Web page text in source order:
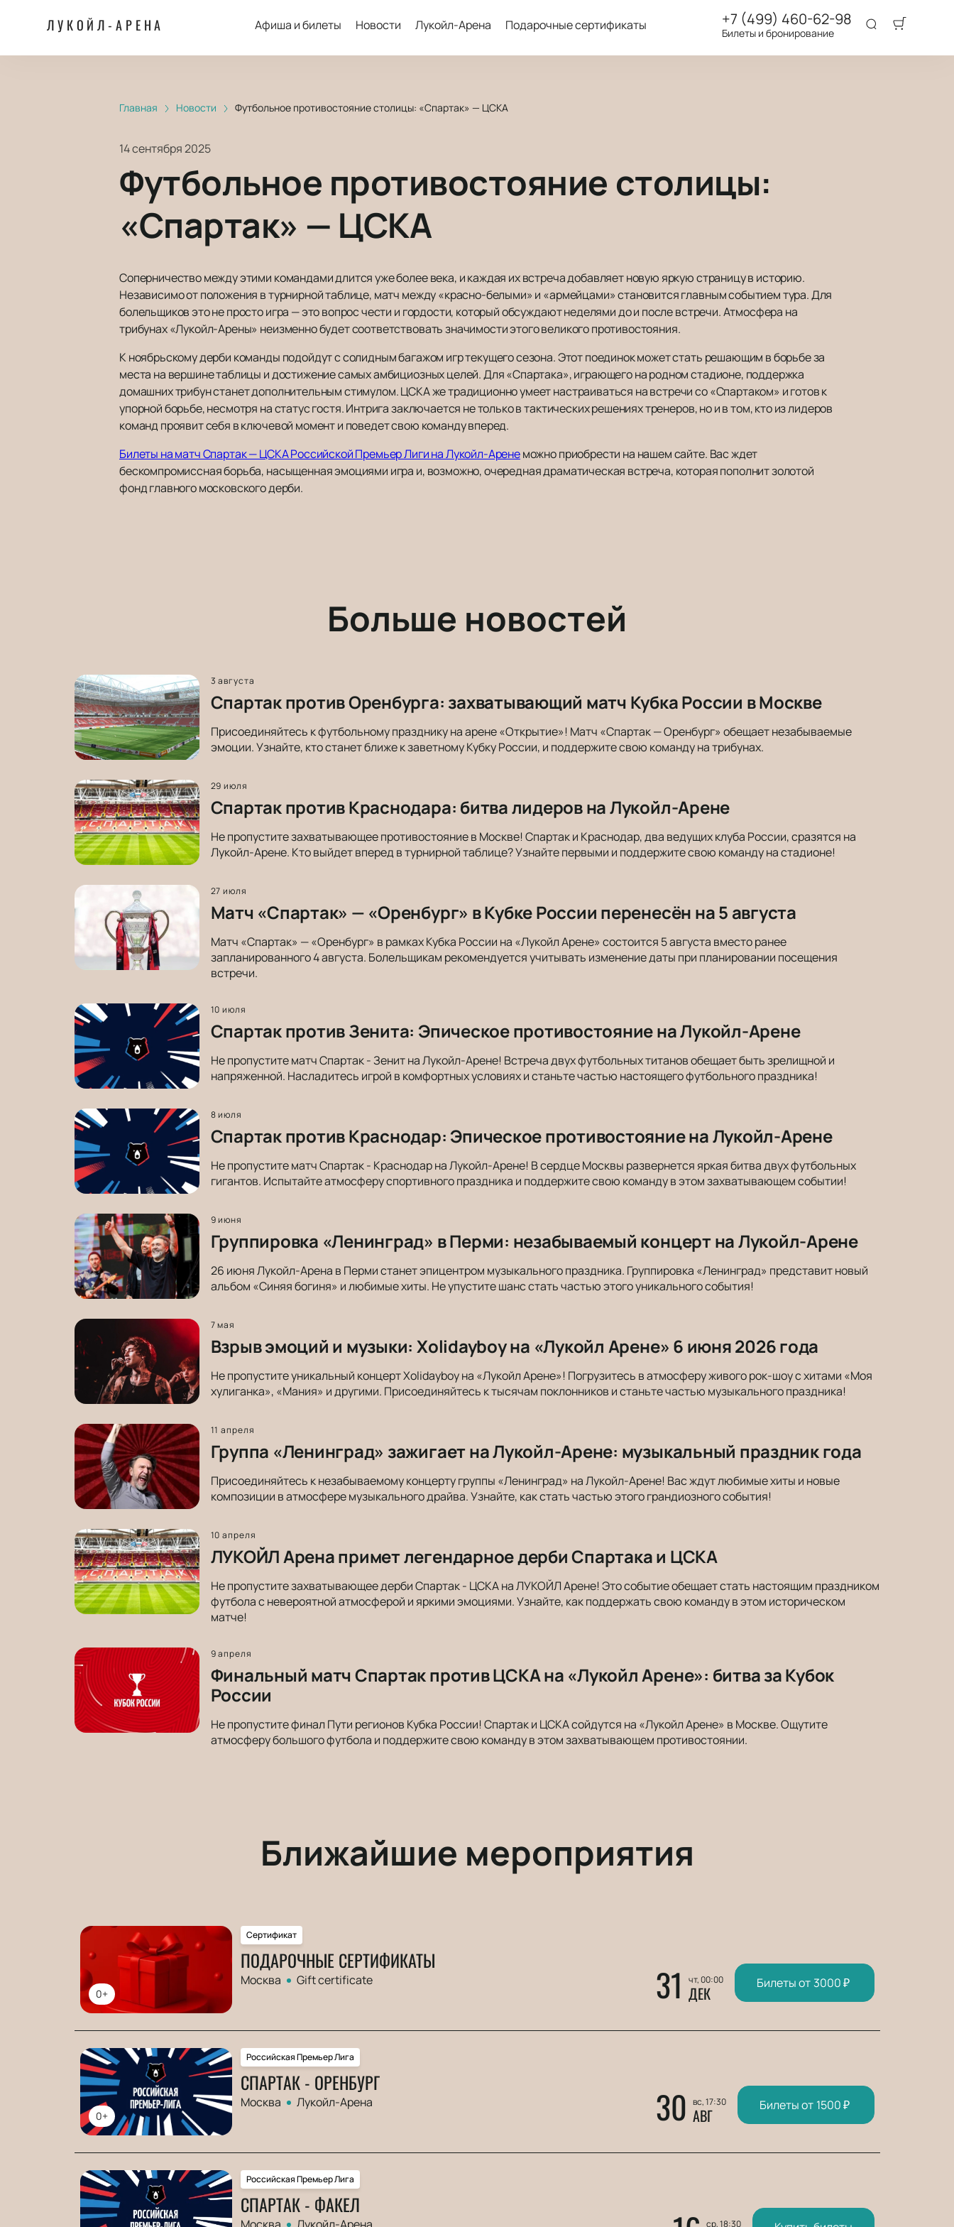
ЛУКОЙЛ-АРЕНА Афиша и билеты Новости Лукойл-Арена Подарочные сертификаты +7 (499) 460-62-98
Билеты и бронирование
Главная Новости Футбольное противостояние столицы: «Спартак» — ЦСКА
14 сентября 2025
Футбольное противостояние столицы:
«Спартак» — ЦСКА
Соперничество между этими командами длится уже более века, и каждая их встреча добавляет новую яркую страницу в историю.
Независимо от положения в турнирной таблице, матч между «красно-белыми» и «армейцами» становится главным событием тура. Для
болельщиков это не просто игра — это вопрос чести и гордости, который обсуждают неделями до и после встречи. Атмосфера на
трибунах «Лукойл-Арены» неизменно будет соответствовать значимости этого великого противостояния.
К ноябрьскому дерби команды подойдут с солидным багажом игр текущего сезона. Этот поединок может стать решающим в борьбе за
места на вершине таблицы и достижение самых амбициозных целей. Для «Спартака», играющего на родном стадионе, поддержка
домашних трибун станет дополнительным стимулом. ЦСКА же традиционно умеет настраиваться на встречи со «Спартаком» и готов к
упорной борьбе, несмотря на статус гостя. Интрига заключается не только в тактических решениях тренеров, но и в том, кто из лидеров
команд проявит себя в ключевой момент и поведет свою команду вперед.
Билеты на матч Спартак — ЦСКА Российской Премьер Лиги на Лукойл-Аренеможно приобрести на нашем сайте. Вас ждет
бескомпромиссная борьба, насыщенная эмоциями игра и, возможно, очередная драматическая встреча, которая пополнит золотой
фонд главного московского дерби.
Больше новостей
3 августа
Спартак против Оренбурга: захватывающий матч Кубка России в Москве
Присоединяйтесь к футбольному празднику на арене «Открытие»! Матч «Спартак — Оренбург» обещает незабываемые
эмоции. Узнайте, кто станет ближе к заветному Кубку России, и поддержите свою команду на трибунах.
29 июля
Спартак против Краснодара: битва лидеров на Лукойл-Арене
Не пропустите захватывающее противостояние в Москве! Спартак и Краснодар, два ведущих клуба России, сразятся на
Лукойл-Арене. Кто выйдет вперед в турнирной таблице? Узнайте первыми и поддержите свою команду на стадионе!
27 июля
Матч «Спартак» — «Оренбург» в Кубке России перенесён на 5 августа
Матч «Спартак» — «Оренбург» в рамках Кубка России на «Лукойл Арене» состоится 5 августа вместо ранее
запланированного 4 августа. Болельщикам рекомендуется учитывать изменение даты при планировании посещения
встречи.
10 июля
Спартак против Зенита: Эпическое противостояние на Лукойл-Арене
Не пропустите матч Спартак - Зенит на Лукойл-Арене! Встреча двух футбольных титанов обещает быть зрелищной и
напряженной. Насладитесь игрой в комфортных условиях и станьте частью настоящего футбольного праздника!
8 июля
Спартак против Краснодар: Эпическое противостояние на Лукойл-Арене
Не пропустите матч Спартак - Краснодар на Лукойл-Арене! В сердце Москвы развернется яркая битва двух футбольных
гигантов. Испытайте атмосферу спортивного праздника и поддержите свою команду в этом захватывающем событии!
9 июня
Группировка «Ленинград» в Перми: незабываемый концерт на Лукойл-Арене
26 июня Лукойл-Арена в Перми станет эпицентром музыкального праздника. Группировка «Ленинград» представит новый
альбом «Синяя богиня» и любимые хиты. Не упустите шанс стать частью этого уникального события!
7 мая
Взрыв эмоций и музыки: Xolidayboy на «Лукойл Арене» 6 июня 2026 года
Не пропустите уникальный концерт Xolidayboy на «Лукойл Арене»! Погрузитесь в атмосферу живого рок-шоу с хитами «Моя
хулиганка», «Мания» и другими. Присоединяйтесь к тысячам поклонников и станьте частью музыкального праздника!
11 апреля
Группа «Ленинград» зажигает на Лукойл-Арене: музыкальный праздник года
Присоединяйтесь к незабываемому концерту группы «Ленинград» на Лукойл-Арене! Вас ждут любимые хиты и новые
композиции в атмосфере музыкального драйва. Узнайте, как стать частью этого грандиозного события!
10 апреля
ЛУКОЙЛ Арена примет легендарное дерби Спартака и ЦСКА
Не пропустите захватывающее дерби Спартак - ЦСКА на ЛУКОЙЛ Арене! Это событие обещает стать настоящим праздником
футбола с невероятной атмосферой и яркими эмоциями. Узнайте, как поддержать свою команду в этом историческом
матче!
9 апреля
Финальный матч Спартак против ЦСКА на «Лукойл Арене»: битва за Кубок
России
Не пропустите финал Пути регионов Кубка России! Спартак и ЦСКА сойдутся на «Лукойл Арене» в Москве. Ощутите
атмосферу большого футбола и поддержите свою команду в этом захватывающем противостоянии.
Ближайшие мероприятия
0+
Сертификат
ПОДАРОЧНЫЕ СЕРТИФИКАТЫ
Москва Gift certificate 31 чт, 00:00
ДЕК Билеты от 3000₽
0+
Российская Премьер Лига
СПАРТАК - ОРЕНБУРГ
Москва Лукойл-Арена 30 вс, 17:30
АВГ Билеты от 1500₽
Российская Премьер Лига
СПАРТАК - ФАКЕЛ
ср, 18:30